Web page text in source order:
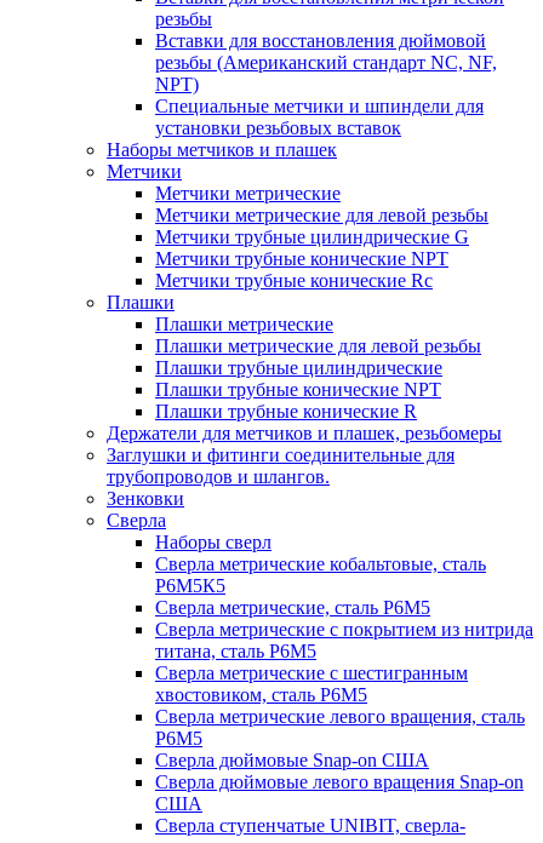
резьбы
Вставки для восстановления дюймовой
резьбы (Американский стандарт NC, NF,
NPT)
Специальные метчики и шпиндели для
установки резьбовых вставок
Наборы метчиков и плашек
Метчики
Метчики метрические
Метчики метрические для левой резьбы
Метчики трубные цилиндрические G
Метчики трубные конические NPT
Метчики трубные конические Rc
Плашки
Плашки метрические
Плашки метрические для левой резьбы
Плашки трубные цилиндрические
Плашки трубные конические NPT
Плашки трубные конические R
Держатели для метчиков и плашек, резьбомеры
Заглушки и фитинги соединительные для
трубопроводов и шлангов.
Зенковки
Сверла
Наборы сверл
Сверла метрические кобальтовые, сталь
Р6М5К5
Сверла метрические, сталь Р6М5
Сверла метрические с покрытием из нитрида
титана, сталь Р6М5
Сверла метрические с шестигранным
хвостовиком, сталь Р6М5
Сверла метрические левого вращения, сталь
Р6М5
Сверла дюймовые Snap-on США
Сверла дюймовые левого вращения Snap-on
США
Сверла ступенчатые UNIBIT, сверла-